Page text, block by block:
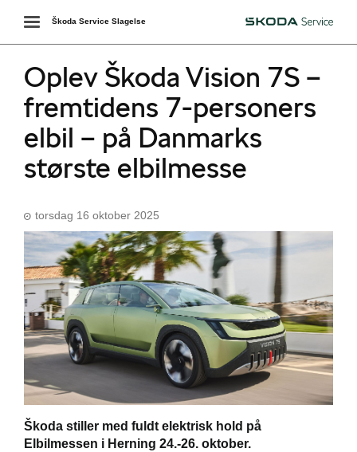
Danmarks
Toggle
navigation
Škoda
Škoda Service Slagelse
Oplev Škoda Vision 7S –
fremtidens 7-personers
elbil – på Danmarks
største elbilmesse
torsdag 16 oktober 2025
Škoda stiller med fuldt elektrisk hold på
Elbilmessen i Herning 24.-26. oktober.